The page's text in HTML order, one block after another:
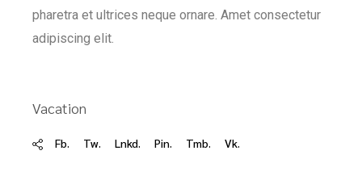
pharetra et ultrices neque ornare. Amet consectetur
adipiscing elit.
Vacation
Fb. Tw. Lnkd. Pin. Tmb. Vk.